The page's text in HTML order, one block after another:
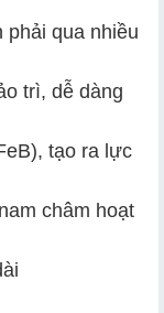
phải qua nhiều
trì, dễ dàng
tạo ra lực
châm hoạt